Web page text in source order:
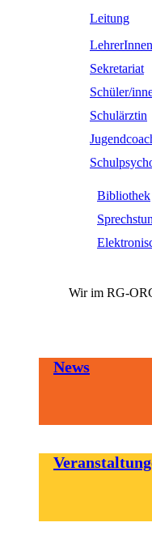
Leitung
LehrerInnen
Sekretariat
Schüler/
Schulärztin
Bibliothek
Wir im RG-
News